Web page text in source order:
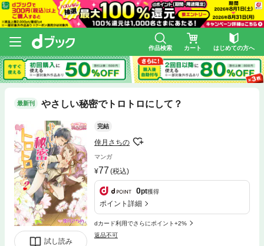
作品検索 カート はじめての方へ
最新刊 やさしい秘密でトロトロにして？
試し読み
完結
倖月さちの
マンガ
77 (税込)
0pt獲得
ポイント詳細
dカード利用でさらにポイント+2%
返品不可